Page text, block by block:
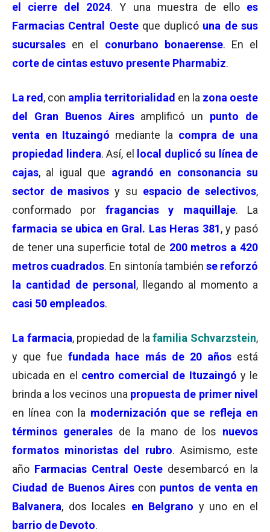
el cierre del 2024. Y una muestra de ello es
Farmacias Central Oesteque duplicó una de sus
sucursales en el conurbano bonaerense. En el
corte de cintas estuvo presente Pharmabiz.
La red , con amplia territorialidad en la zona oeste
del Gran Buenos Airesamplificó un punto de
venta en Ituzaingó mediante la compra de una
propiedad lindera. Así, el
local duplicó su línea de
cajas, al igual que agrandó en consonancia su
sector de masivos y su espacio de selectivos,
conformado por fragancias y maquillaje. La
farmacia se ubica en Gral. Las Heras 381, y pasó
de tener una superficie total de 200 metros a 420
metros cuadrados. En sintonía también se reforzó
la cantidad de personal , llegando al momento a
casi 50 empleados.
La farmacia, propiedad de lafamilia Schvarzstein,
y que fuefundada hace más de 20 años está
ubicada en el centro comercial de Ituzaingó y le
brinda a los vecinos una propuesta de primer nivel
en línea con la modernización que se refleja en
términos generales de la mano de los nuevos
formatos minoristas del rubro. Asimismo, este
año Farmacias Central Oeste desembarcó en la
Ciudad de Buenos Airescon puntos de venta en
Balvanera, dos locales en Belgrano y uno en el
barrio de Devoto.